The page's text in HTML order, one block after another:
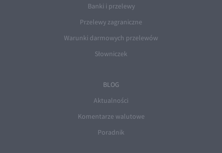
Banki i przelewy
Przelewy zagraniczne
Warunki darmowych przelewów
Słowniczek
BLOG
Aktualności
Komentarze walutowe
Poradnik